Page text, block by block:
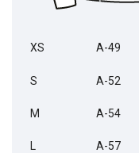
XS A-49
S A-52
M A-54
L A-57